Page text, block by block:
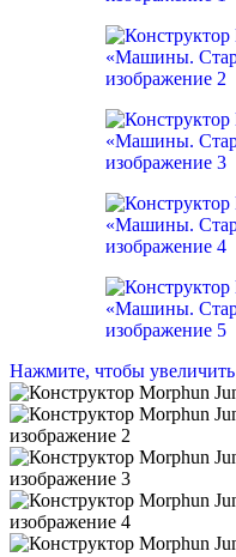
Нажмите, чтобы увеличить